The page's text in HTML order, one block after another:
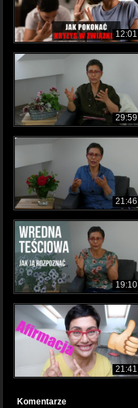
12:01
29:59
21:46
19:10
21:41
Komentarze